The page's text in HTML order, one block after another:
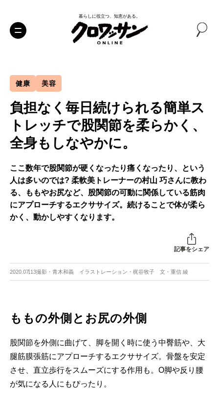
暮らしに役立つ、知恵がある。
健康 美容
負担なく毎日続けられる簡単ス
トレッチで股関節を柔らかく、
全身もしなやかに。
ここ数年で股関節が硬くなったり痛くなったり、という
人は多いのでは? 柔軟美トレーナーの村山 巧さんに教わ
る、ももやお尻など、股関節の可動に関係している筋肉
にアプローチするエクササイズ。続けることで体が柔ら
かく、動かしやすくなります。
記事をシェア
2020.07.13撮影・青木和義 イラストレーション・梶谷牧子 文・重信 綾
ももの外側とお尻の外側
股関節を外側に曲げて、脚を開く時に使う中臀筋や、大
腿筋膜張筋にアプローチするエクササイズ。骨盤を安定
させ、直立歩行をスムーズにする作用も。O脚や反り腰
が気になる人にもぴったり。